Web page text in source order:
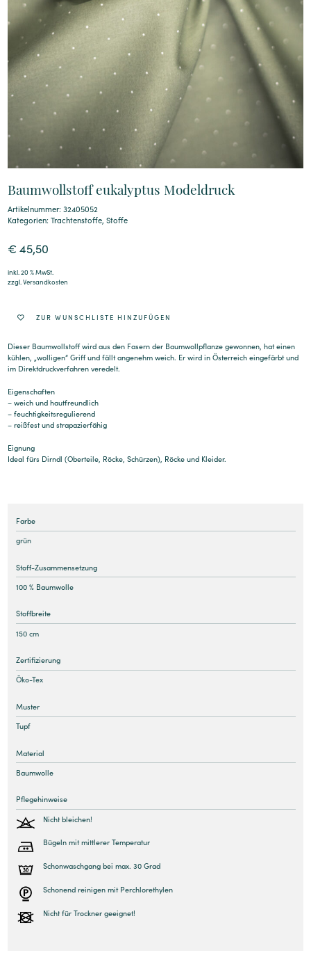
Baumwollstoff eukalyptus Modeldruck
Artikelnummer: 32405052
Kategorien:Trachtenstoffe,Stoffe
€ 45,50
inkl. 20 % MwSt.
zzgl.Versandkosten
ZUR WUNSCHLISTE HINZUFÜGEN
Dieser Baumwollstoff wird aus den Fasern der Baumwollpflanze gewonnen, hat einen
kühlen, „wolligen“ Griff und fällt angenehm weich. Er wird in Österreich eingefärbt und
im Direktdruckverfahren veredelt.
Eigenschaften
– weich und hautfreundlich
– feuchtigkeitsregulierend
– reißfest und strapazierfähig
Eignung
Ideal fürs Dirndl (Oberteile, Röcke, Schürzen), Röcke und Kleider.
Farbe
grün
Stoff-Zusammensetzung
100 % Baumwolle
Stoffbreite
150 cm
Zertifizierung
Öko-Tex
Muster
Tupf
Material
Baumwolle
Pflegehinweise
Nicht bleichen!
Bügeln mit mittlerer Temperatur
Schonwaschgang bei max. 30 Grad
Schonend reinigen mit Perchlorethylen
Nicht für Trockner geeignet!